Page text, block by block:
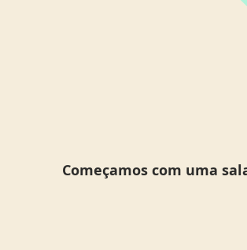
Começamos com uma